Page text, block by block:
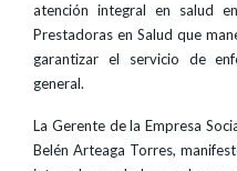
atención integral en salud
Prestadoras en Salud que
garantizar el servicio de
general.
La Gerente de la Empresa
Belén Arteaga Torres,